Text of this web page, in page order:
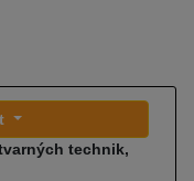
technik,